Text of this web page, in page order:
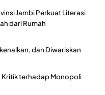
Jambi Perkuat Literasi
dari Rumah
dan Diwariskan
Kritik terhadap Monopoli